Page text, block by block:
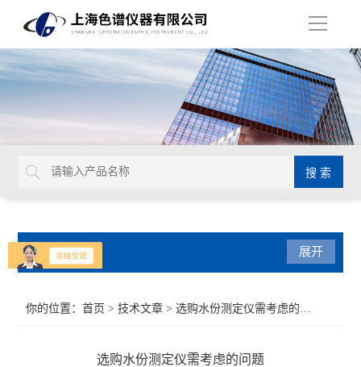
导
产品分类 展开
你的位置：首页 >技术文章 > 选购水份测定仪需考虑的问题
选购水份测定仪需考虑的问题